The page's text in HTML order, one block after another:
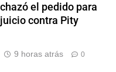
el pedido para
contra Pity
9 horas atrás 0